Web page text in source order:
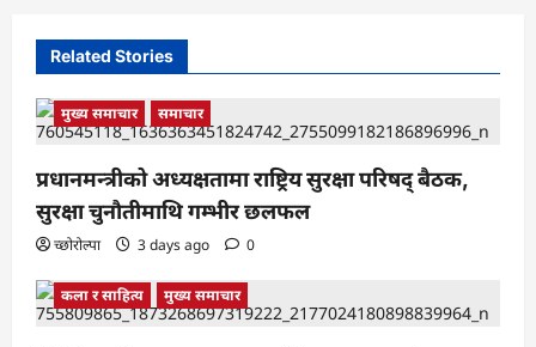
Related Stories
मुख्य समाचार समाचार
प्रधानमन्त्रीको अध्यक्षतामा राष्ट्रिय सुरक्षा परिषद् बैठक,
सुरक्षा चुनौतीमाथि गम्भीर छलफल
च्छोरोल्पा 3 days ago 0
कला र साहित्य मुख्य समाचार